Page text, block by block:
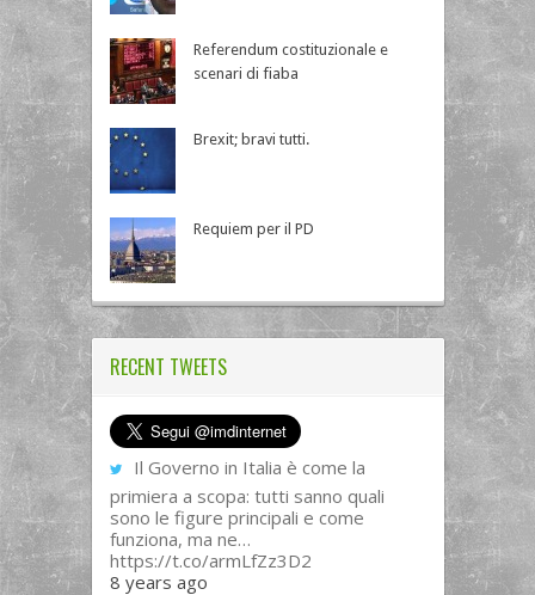
Referendum costituzionale e
scenari di fiaba
Brexit; bravi tutti.
Requiem per il PD
RECENT TWEETS
Il Governo in Italia è come la
primiera a scopa: tutti sanno quali
sono le figure principali e come
funziona, ma ne…
https://t.co/armLfZz3D2
8 years ago